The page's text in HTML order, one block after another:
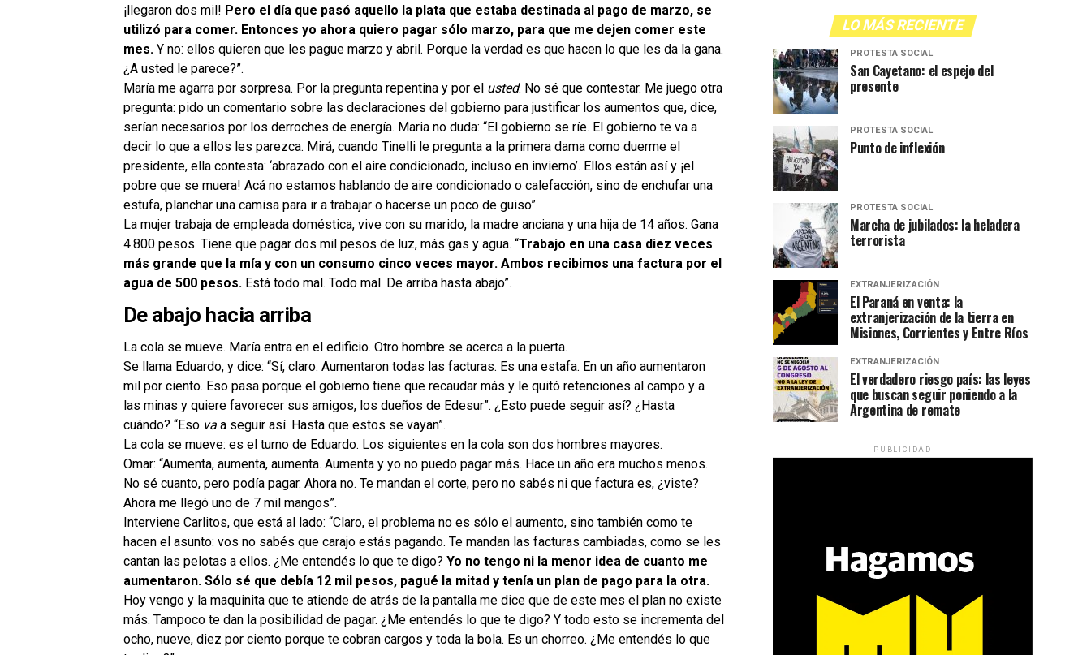
¡llegaron dos mil! Pero el día que pasó aquello la plata que estaba destinada al pago de marzo, se
utilizó para comer. Entonces yo ahora quiero pagar sólo marzo, para que me dejen comer este
mes. Y no: ellos quieren que les pague marzo y abril. Porque la verdad es que hacen lo que les da la gana.
¿A usted le parece?”.
María me agarra por sorpresa. Por la pregunta repentina y por el usted. No sé que contestar. Me juego otra
pregunta: pido un comentario sobre las declaraciones del gobierno para justificar los aumentos que, dice,
serían necesarios por los derroches de energía. Maria no duda: “El gobierno se ríe. El gobierno te va a
decir lo que a ellos les parezca. Mirá, cuando Tinelli le pregunta a la primera dama como duerme el
presidente, ella contesta: ‘abrazado con el aire condicionado, incluso en invierno’. Ellos están así y ¡el
pobre que se muera! Acá no estamos hablando de aire condicionado o calefacción, sino de enchufar una
estufa, planchar una camisa para ir a trabajar o hacerse un poco de guiso”.
La mujer trabaja de empleada doméstica, vive con su marido, la madre anciana y una hija de 14 años. Gana
4.800 pesos. Tiene que pagar dos mil pesos de luz, más gas y agua. “Trabajo en una casa diez veces
más grande que la mía y con un consumo cinco veces mayor. Ambos recibimos una factura por el
agua de 500 pesos. Está todo mal. Todo mal. De arriba hasta abajo”.
De abajo hacia arriba
La cola se mueve. María entra en el edificio. Otro hombre se acerca a la puerta.
Se llama Eduardo, y dice: “Sí, claro. Aumentaron todas las facturas. Es una estafa. En un año aumentaron
mil por ciento. Eso pasa porque el gobierno tiene que recaudar más y le quitó retenciones al campo y a
las minas y quiere favorecer sus amigos, los dueños de Edesur”. ¿Esto puede seguir así? ¿Hasta
cuándo? “Eso va a seguir así. Hasta que estos se vayan”.
La cola se mueve: es el turno de Eduardo. Los siguientes en la cola son dos hombres mayores.
Omar: “Aumenta, aumenta, aumenta. Aumenta y yo no puedo pagar más. Hace un año era muchos menos.
No sé cuanto, pero podía pagar. Ahora no. Te mandan el corte, pero no sabés ni que factura es, ¿viste?
Ahora me llegó uno de 7 mil mangos”.
Interviene Carlitos, que está al lado: “Claro, el problema no es sólo el aumento, sino también como te
hacen el asunto: vos no sabés que carajo estás pagando. Te mandan las facturas cambiadas, como se les
cantan las pelotas a ellos. ¿Me entendés lo que te digo? Yo no tengo ni la menor idea de cuanto me
aumentaron. Sólo sé que debía 12 mil pesos, pagué la mitad y tenía un plan de pago para la otra.
Hoy vengo y la maquinita que te atiende de atrás de la pantalla me dice que de este mes el plan no existe
más. Tampoco te dan la posibilidad de pagar. ¿Me entendés lo que te digo? Y todo esto se incrementa del
ocho, nueve, diez por ciento porque te cobran cargos y toda la bola. Es un chorreo. ¿Me entendés lo que
LO MÁS RECIENTE
PROTESTA SOCIAL
San Cayetano: el espejo del
presente
PROTESTA SOCIAL
Punto de inflexión
PROTESTA SOCIAL
Marcha de jubilados: la heladera
terrorista
EXTRANJERIZACIÓN
El Paraná en venta: la
extranjerización de la tierra en
Misiones, Corrientes y Entre Ríos
EXTRANJERIZACIÓN
El verdadero riesgo país: las leyes
que buscan seguir poniendo a la
Argentina de remate
PUBLICIDAD